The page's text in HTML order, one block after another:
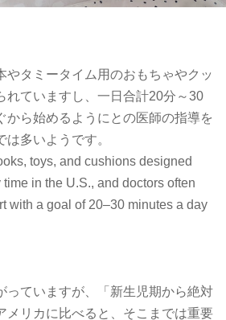
やタミータイム用のおもちゃやクッ
れていますし、一日合計20分～30
から始めるようにとの医師の指導を
多いようです。
toys, and cushions designed
in the U.S., and doctors often
with a goal of 20–30 minutes a day
っていますが、「新生児期から絶対
メリカに比べると、そこまでは重要